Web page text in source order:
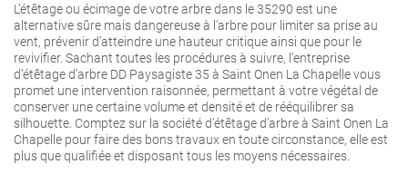
L’étêtage ou écimage de votre arbre dans le 35290 est une
alternative sûre mais dangereuse à l’arbre pour limiter sa prise au
vent, prévenir d’atteindre une hauteur critique ainsi que pour le
revivifier. Sachant toutes les procédures à suivre, l’entreprise
d’étêtage d’arbre DD Paysagiste 35 à Saint Onen La Chapelle vous
promet une intervention raisonnée, permettant à votre végétal de
conserver une certaine volume et densité et de rééquilibrer sa
silhouette. Comptez sur la société d’étêtage d’arbre à Saint Onen La
Chapelle pour faire des bons travaux en toute circonstance, elle est
plus que qualifiée et disposant tous les moyens nécessaires.